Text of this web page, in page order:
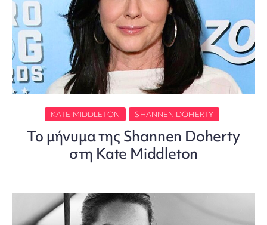
KATE MIDDLETON SHANNEN DOHERTY
Το μήνυμα της Shannen Doherty
στη Kate Middleton